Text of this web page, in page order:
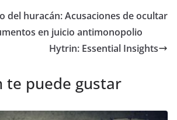
del huracán: Acusaciones de ocultar
en juicio antimonopolio
Hytrin: Essential Insights
te puede gustar